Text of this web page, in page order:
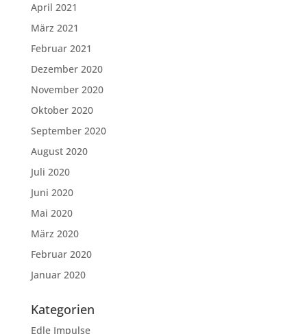
April 2021
März 2021
Februar 2021
Dezember 2020
November 2020
Oktober 2020
September 2020
August 2020
Juli 2020
Juni 2020
Mai 2020
März 2020
Februar 2020
Januar 2020
Kategorien
Edle Impulse